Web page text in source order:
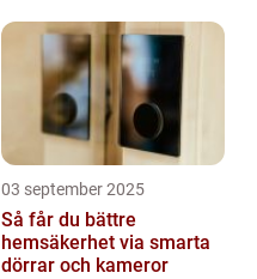
03 september 2025
Så får du bättre
hemsäkerhet via smarta
dörrar och kameror